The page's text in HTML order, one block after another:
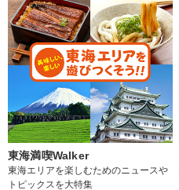
東海満喫Walker
東海エリアを楽しむためのニュースや
トピックスを大特集